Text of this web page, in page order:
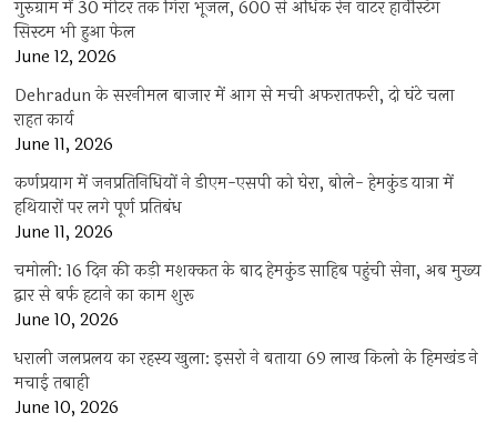
गुरुग्राम में 30 मीटर तक गिरा भूजल, 600 से अधिक रेन वाटर हार्वेस्टिंग
सिस्टम भी हुआ फेल
June 12, 2026
Dehradun के सरनीमल बाजार में आग से मची अफरातफरी, दो घंटे चला
राहत कार्य
June 11, 2026
कर्णप्रयाग में जनप्रतिनिधियों ने डीएम-एसपी को घेरा, बोले- हेमकुंड यात्रा में
हथियारों पर लगे पूर्ण प्रतिबंध
June 11, 2026
चमोली: 16 दिन की कड़ी मशक्कत के बाद हेमकुंड साहिब पहुंची सेना, अब मुख्य
द्वार से बर्फ हटाने का काम शुरू
June 10, 2026
धराली जलप्रलय का रहस्य खुला: इसरो ने बताया 69 लाख किलो के हिमखंड ने
मचाई तबाही
June 10, 2026